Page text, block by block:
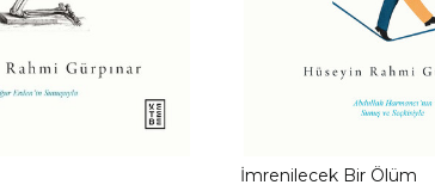
İmrenilecek Bir Ölüm